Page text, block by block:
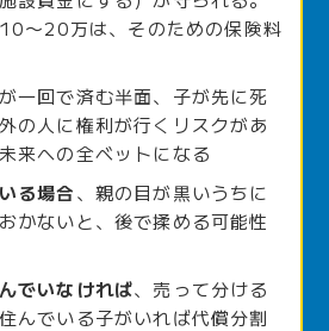
〜20万は、そのための保険料
一回で済む半面、子が先に死
の人に権利が行くリスクがあ
来への全ベットになる
る場合、親の目が黒いうちに
かないと、後で揉める可能性
でいなければ、売って分ける
んでいる子がいれば代償分割